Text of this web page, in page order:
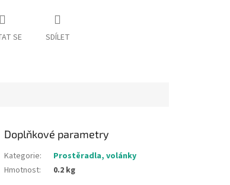
SE SDÍLET
Doplňkové parametry
Kategorie:
Prostěradla, volánky
Hmotnost: 0.2 kg